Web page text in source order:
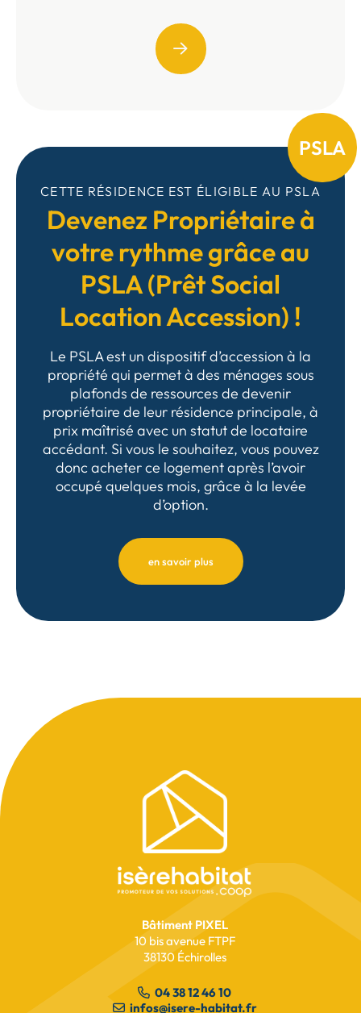
CETTE RÉSIDENCE EST ÉLIGIBLE AU PSLA
Devenez Propriétaire à
votre rythme grâce au
PSLA (Prêt Social
Location Accession) !
Le PSLA est un dispositif d’accession à la
propriété qui permet à des ménages sous
plafonds de ressources de devenir
propriétaire de leur résidence principale, à
prix maîtrisé avec un statut de locataire
accédant. Si vous le souhaitez, vous pouvez
donc acheter ce logement après l’avoir
occupé quelques mois, grâce à la levée
d’option.
en savoir plus
PSLA
Pied
de
page
Bâtiment PIXEL
10 bis avenue FTPF
38130 Échirolles
04 38 12 46 10
infos@isere-habitat.fr